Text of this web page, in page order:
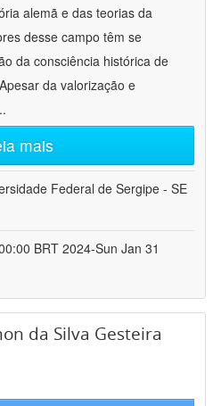
alemã e das teorias da
desse campo têm se
da consciência histórica de
da valorização e
mais
Federal de Sergipe - SE
BRT 2024-Sun Jan 31
da Silva Gesteira